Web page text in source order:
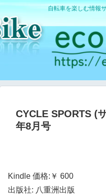
自転車を楽しむ情報
CYCLE SPORTS (
年8月号
Kindle 価格:￥ 600
出版社: 八重洲出版